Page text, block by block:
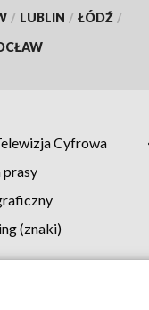
/ LUBLIN / ŁÓDŹ /
Cyfrowa
prasy
(znaki)